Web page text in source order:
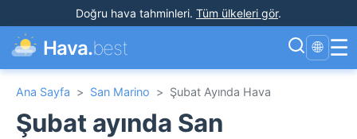
Doğru hava tahminleri. Tüm ülkeleri gör.
Hava.best 🌐 ☰
Ana Sayfa > San Marino > Şubat Ayında Hava
Şubat ayında San